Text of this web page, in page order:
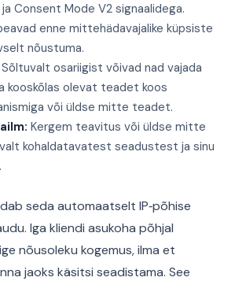
Consent Mode V2 signaalidega.
enne mittehädavajalike küpsiste
nõustuma.
Sõltuvalt osariigist võivad nad vajada
kooskõlas olevat teadet koos
või üldse mitte teadet.
Kergem teavitus või üldse mitte
kohaldatavatest seadustest ja sinu
seda automaatselt IP‑põhise
Iga kliendi asukoha põhjal
nõusoleku kogemus, ilma et
jaoks käsitsi seadistama. See